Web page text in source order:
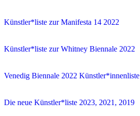
Künstler*liste zur Manifesta 14 2022
Künstler*liste zur Whitney Biennale 2022
Venedig Biennale 2022 Künstler*innenliste
Die neue Künstler*liste 2023, 2021, 2019